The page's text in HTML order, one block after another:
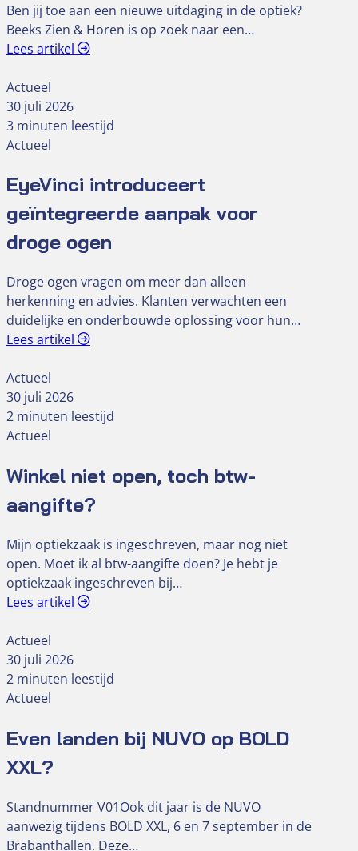
Ben jij toe aan een nieuwe uitdaging in de optiek?
Beeks Zien & Horen is op zoek naar een…
Lees artikel
Actueel
30 juli 2026
3 minuten leestijd
Actueel
EyeVinci introduceert
geïntegreerde aanpak voor
droge ogen
Droge ogen vragen om meer dan alleen
herkenning en advies. Klanten verwachten een
duidelijke en onderbouwde oplossing voor hun…
Lees artikel
Actueel
30 juli 2026
2 minuten leestijd
Actueel
Winkel niet open, toch btw-
aangifte?
Mijn optiekzaak is ingeschreven, maar nog niet
open. Moet ik al btw-aangifte doen? Je hebt je
optiekzaak ingeschreven bij…
Lees artikel
Actueel
30 juli 2026
2 minuten leestijd
Actueel
Even landen bij NUVO op BOLD
XXL?
Standnummer V01Ook dit jaar is de NUVO
aanwezig tijdens BOLD XXL, 6 en 7 september in de
Brabanthallen. Deze…